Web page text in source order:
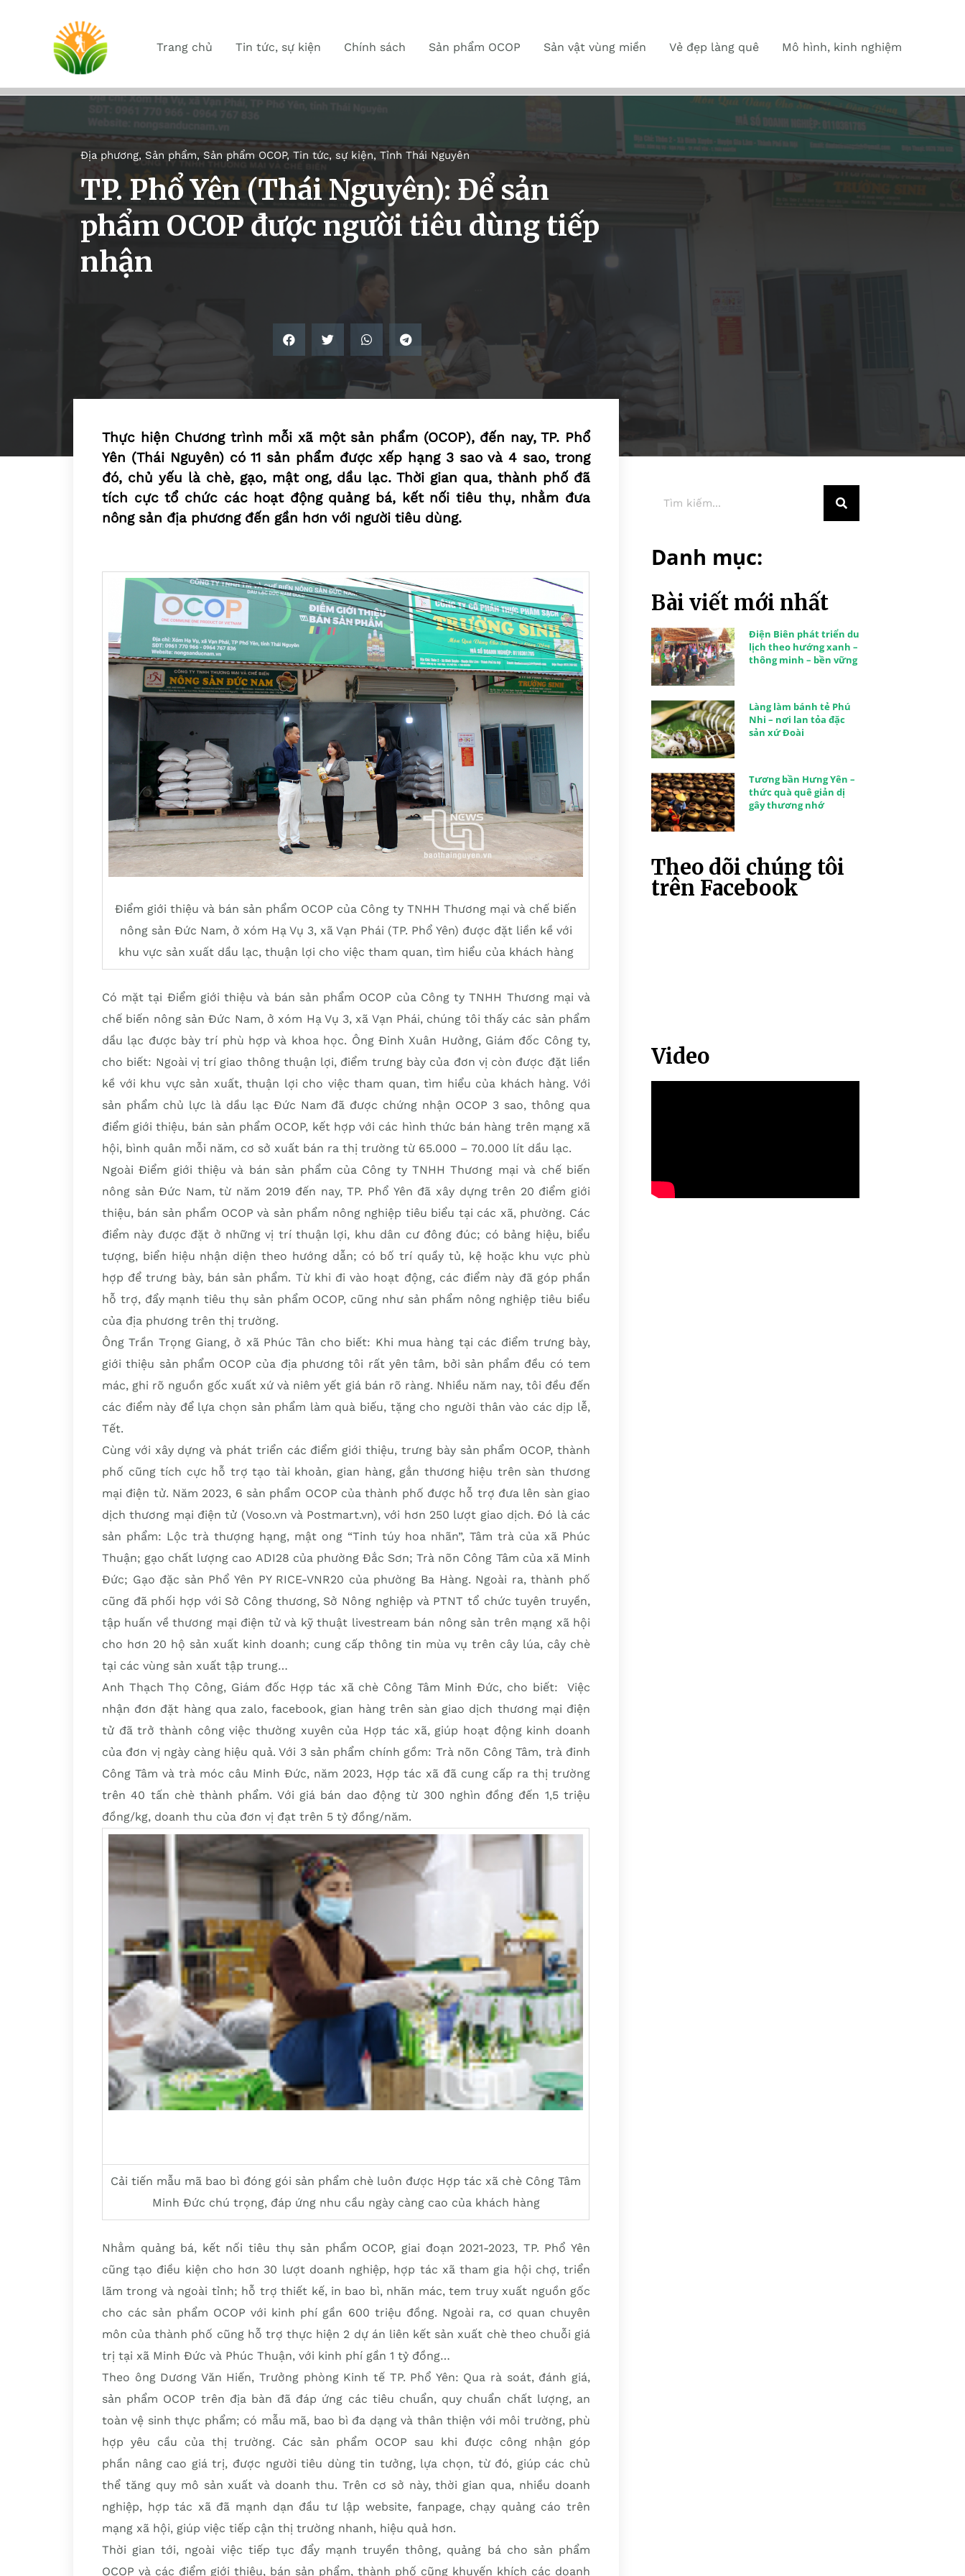
Trang chủ Tin tức, sự kiện Chính sách Sản phẩm OCOP Sản vật vùng miền Vẻ đẹp làng quê Mô hình, kinh nghiệm
Địa phương, Sản phẩm, Sản phẩm OCOP, Tin tức, sự kiện, Tỉnh Thái Nguyên
TP. Phổ Yên (Thái Nguyên): Để sản
phẩm OCOP được người tiêu dùng tiếp
nhận
Thực hiện Chương trình mỗi xã một sản phẩm (OCOP), đến nay, TP. Phổ
Yên (Thái Nguyên) có 11 sản phẩm được xếp hạng 3 sao và 4 sao, trong
đó, chủ yếu là chè, gạo, mật ong, dầu lạc. Thời gian qua, thành phố đã
tích cực tổ chức các hoạt động quảng bá, kết nối tiêu thụ, nhằm đưa
nông sản địa phương đến gần hơn với người tiêu dùng.
Điểm giới thiệu và bán sản phẩm OCOP của Công ty TNHH Thương mại và chế biến
nông sản Đức Nam, ở xóm Hạ Vụ 3, xã Vạn Phái (TP. Phổ Yên) được đặt liền kề với
khu vực sản xuất dầu lạc, thuận lợi cho việc tham quan, tìm hiểu của khách hàng
Có mặt tại Điểm giới thiệu và bán sản phẩm OCOP của Công ty TNHH Thương mại và
chế biến nông sản Đức Nam, ở xóm Hạ Vụ 3, xã Vạn Phái, chúng tôi thấy các sản phẩm
dầu lạc được bày trí phù hợp và khoa học. Ông Đinh Xuân Hưởng, Giám đốc Công ty,
cho biết: Ngoài vị trí giao thông thuận lợi, điểm trưng bày của đơn vị còn được đặt liền
kề với khu vực sản xuất, thuận lợi cho việc tham quan, tìm hiểu của khách hàng. Với
sản phẩm chủ lực là dầu lạc Đức Nam đã được chứng nhận OCOP 3 sao, thông qua
điểm giới thiệu, bán sản phẩm OCOP, kết hợp với các hình thức bán hàng trên mạng xã
hội, bình quân mỗi năm, cơ sở xuất bán ra thị trường từ 65.000 – 70.000 lít dầu lạc.
Ngoài Điểm giới thiệu và bán sản phẩm của Công ty TNHH Thương mại và chế biến
nông sản Đức Nam, từ năm 2019 đến nay, TP. Phổ Yên đã xây dựng trên 20 điểm giới
thiệu, bán sản phẩm OCOP và sản phẩm nông nghiệp tiêu biểu tại các xã, phường. Các
điểm này được đặt ở những vị trí thuận lợi, khu dân cư đông đúc; có bảng hiệu, biểu
tượng, biển hiệu nhận diện theo hướng dẫn; có bố trí quầy tủ, kệ hoặc khu vực phù
hợp để trưng bày, bán sản phẩm. Từ khi đi vào hoạt động, các điểm này đã góp phần
hỗ trợ, đẩy mạnh tiêu thụ sản phẩm OCOP, cũng như sản phẩm nông nghiệp tiêu biểu
của địa phương trên thị trường.
Ông Trần Trọng Giang, ở xã Phúc Tân cho biết: Khi mua hàng tại các điểm trưng bày,
giới thiệu sản phẩm OCOP của địa phương tôi rất yên tâm, bởi sản phẩm đều có tem
mác, ghi rõ nguồn gốc xuất xứ và niêm yết giá bán rõ ràng. Nhiều năm nay, tôi đều đến
các điểm này để lựa chọn sản phẩm làm quà biếu, tặng cho người thân vào các dịp lễ,
Tết.
Cùng với xây dựng và phát triển các điểm giới thiệu, trưng bày sản phẩm OCOP, thành
phố cũng tích cực hỗ trợ tạo tài khoản, gian hàng, gắn thương hiệu trên sàn thương
mại điện tử. Năm 2023, 6 sản phẩm OCOP của thành phố được hỗ trợ đưa lên sàn giao
dịch thương mại điện tử (Voso.vn và Postmart.vn), với hơn 250 lượt giao dịch. Đó là các
sản phẩm: Lộc trà thượng hạng, mật ong “Tinh túy hoa nhãn”, Tâm trà của xã Phúc
Thuận; gạo chất lượng cao ADI28 của phường Đắc Sơn; Trà nõn Công Tâm của xã Minh
Đức; Gạo đặc sản Phổ Yên PY RICE-VNR20 của phường Ba Hàng. Ngoài ra, thành phố
cũng đã phối hợp với Sở Công thương, Sở Nông nghiệp và PTNT tổ chức tuyên truyền,
tập huấn về thương mại điện tử và kỹ thuật livestream bán nông sản trên mạng xã hội
cho hơn 20 hộ sản xuất kinh doanh; cung cấp thông tin mùa vụ trên cây lúa, cây chè
tại các vùng sản xuất tập trung…
Anh Thạch Thọ Công, Giám đốc Hợp tác xã chè Công Tâm Minh Đức, cho biết: Việc
nhận đơn đặt hàng qua zalo, facebook, gian hàng trên sàn giao dịch thương mại điện
tử đã trở thành công việc thường xuyên của Hợp tác xã, giúp hoạt động kinh doanh
của đơn vị ngày càng hiệu quả. Với 3 sản phẩm chính gồm: Trà nõn Công Tâm, trà đinh
Công Tâm và trà móc câu Minh Đức, năm 2023, Hợp tác xã đã cung cấp ra thị trường
trên 40 tấn chè thành phẩm. Với giá bán dao động từ 300 nghìn đồng đến 1,5 triệu
đồng/kg, doanh thu của đơn vị đạt trên 5 tỷ đồng/năm.
Cải tiến mẫu mã bao bì đóng gói sản phẩm chè luôn được Hợp tác xã chè Công Tâm
Minh Đức chú trọng, đáp ứng nhu cầu ngày càng cao của khách hàng
Nhằm quảng bá, kết nối tiêu thụ sản phẩm OCOP, giai đoạn 2021-2023, TP. Phổ Yên
cũng tạo điều kiện cho hơn 30 lượt doanh nghiệp, hợp tác xã tham gia hội chợ, triển
lãm trong và ngoài tỉnh; hỗ trợ thiết kế, in bao bì, nhãn mác, tem truy xuất nguồn gốc
cho các sản phẩm OCOP với kinh phí gần 600 triệu đồng. Ngoài ra, cơ quan chuyên
môn của thành phố cũng hỗ trợ thực hiện 2 dự án liên kết sản xuất chè theo chuỗi giá
trị tại xã Minh Đức và Phúc Thuận, với kinh phí gần 1 tỷ đồng…
Theo ông Dương Văn Hiến, Trưởng phòng Kinh tế TP. Phổ Yên: Qua rà soát, đánh giá,
sản phẩm OCOP trên địa bàn đã đáp ứng các tiêu chuẩn, quy chuẩn chất lượng, an
toàn vệ sinh thực phẩm; có mẫu mã, bao bì đa dạng và thân thiện với môi trường, phù
hợp yêu cầu của thị trường. Các sản phẩm OCOP sau khi được công nhận góp
phần nâng cao giá trị, được người tiêu dùng tin tưởng, lựa chọn, từ đó, giúp các chủ
thể tăng quy mô sản xuất và doanh thu. Trên cơ sở này, thời gian qua, nhiều doanh
nghiệp, hợp tác xã đã mạnh dạn đầu tư lập website, fanpage, chạy quảng cáo trên
mạng xã hội, giúp việc tiếp cận thị trường nhanh, hiệu quả hơn.
Thời gian tới, ngoài việc tiếp tục đẩy mạnh truyền thông, quảng bá cho sản phẩm
OCOP và các điểm giới thiệu, bán sản phẩm, thành phố cũng khuyến khích các doanh
Danh mục:
Bài viết mới nhất
Điện Biên phát triển du
lịch theo hướng xanh –
thông minh – bền vững
Làng làm bánh tẻ Phú
Nhi – nơi lan tỏa đặc
sản xứ Đoài
Tương bần Hưng Yên –
thức quà quê giản dị
gây thương nhớ
Theo dõi chúng tôi
trên Facebook
Video